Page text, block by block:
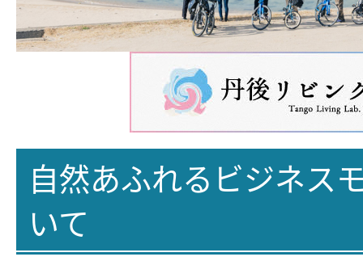
自然あふれるビジネス
いて